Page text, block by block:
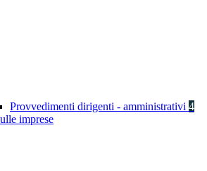
Provvedimenti dirigenti - amministrativi 4
imprese